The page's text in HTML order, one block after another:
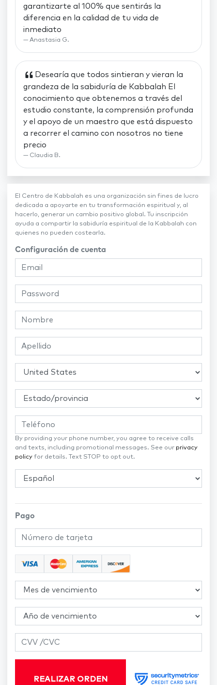
garantizarte al 100% que sentirás la
diferencia en la calidad de tu vida de
inmediato
Anastasia G.
Desearía que todos sintieran y vieran la
grandeza de la sabiduría de Kabbalah El
conocimiento que obtenemos a través del
estudio constante, la comprensión profunda
y el apoyo de un maestro que está dispuesto
a recorrer el camino con nosotros no tiene
precio
Claudia B.
El Centro de Kabbalah es una organización sin fines de lucro
dedicada a apoyarte en tu transformación espiritual y, al
hacerlo, generar un cambio positivo global. Tu inscripción
ayuda a compartir la sabiduría espiritual de la Kabbalah con
quienes no pueden costearla.
Configuración de cuenta
By providing your phone number, you agree to receive calls
and texts, including promotional messages. See our privacy
policy for details. Text STOP to opt out.
Pago
REALIZAR ORDEN